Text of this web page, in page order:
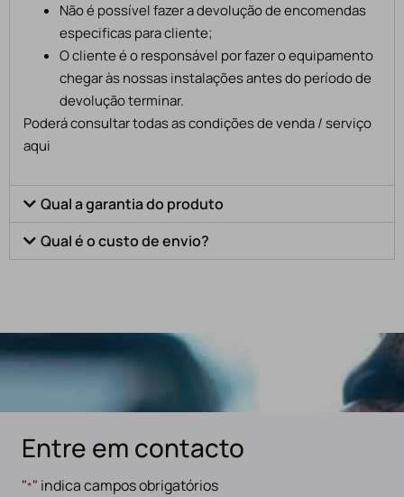
Não é possível fazer a devolução de encomendas
especificas para cliente;
O cliente é o responsável por fazer o equipamento
chegar às nossas instalações antes do período de
devolução terminar.
Poderá consultar todas as condições de venda / serviço
aqui
Qual a garantia do produto
Qual é o custo de envio?
Entre em contacto
"*" indica campos obrigatórios